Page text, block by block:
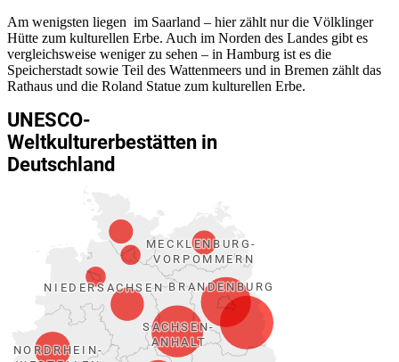
Am wenigsten liegen im Saarland – hier zählt nur die Völklinger
Hütte zum kulturellen Erbe. Auch im Norden des Landes gibt es
vergleichsweise weniger zu sehen – in Hamburg ist es die
Speicherstadt sowie Teil des Wattenmeers und in Bremen zählt das
Rathaus und die Roland Statue zum kulturellen Erbe.